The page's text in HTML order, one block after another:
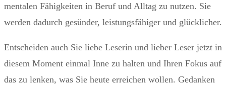
mentalen Fähigkeiten in Beruf und Alltag zu nutzen. Sie
werden dadurch gesünder, leistungsfähiger und glücklicher.
Entscheiden auch Sie liebe Leserin und lieber Leser jetzt in
diesem Moment einmal Inne zu halten und Ihren Fokus auf
das zu lenken, was Sie heute erreichen wollen. Gedanken